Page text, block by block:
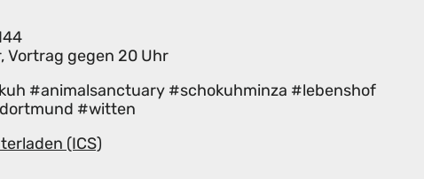
Vortrag gegen 20 Uhr
#animalsanctuary #schokuhminza #lebenshof
#witten
(ICS)